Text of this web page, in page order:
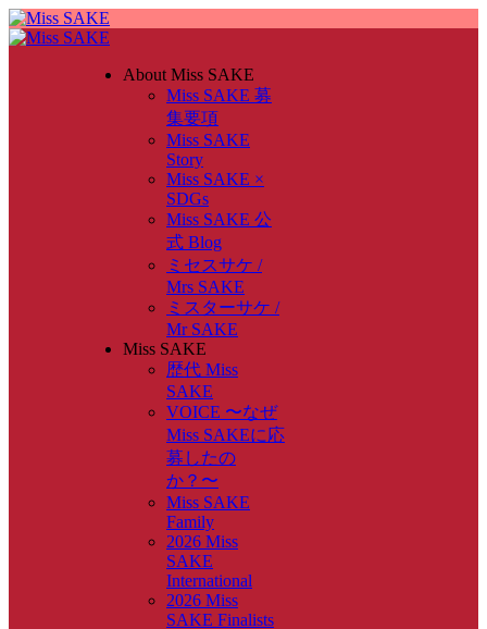
About Miss SAKE
Miss SAKE 募
集要項
Miss SAKE
Story
Miss SAKE ×
SDGs
Miss SAKE 公
式 Blog
ミセスサケ /
Mrs SAKE
ミスターサケ /
Mr SAKE
Miss SAKE
歴代 Miss
SAKE
VOICE 〜なぜ
Miss SAKEに応
募したの
か？〜
Miss SAKE
Family
2026 Miss
SAKE
International
2026 Miss
SAKE Finalists